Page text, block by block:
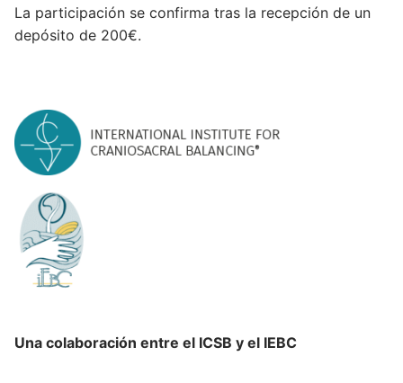
La participación se confirma tras la recepción de un
depósito de 200€.
Una colaboración entre el ICSB y el IEBC